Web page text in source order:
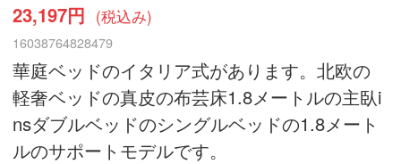
23,197円 (税込み)
16038764828479
華庭ベッドのイタリア式があります。北欧の
軽奢ベッドの真皮の布芸床1.8メートルの主臥i
nsダブルベッドのシングルベッドの1.8メート
ルのサポートモデルです。